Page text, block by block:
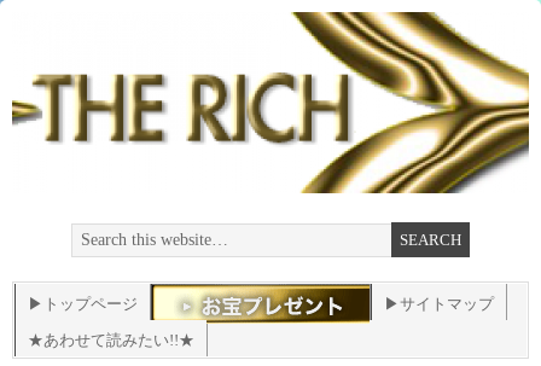
▶トップページ
▶サイトマップ
★あわせて読みたい!!★